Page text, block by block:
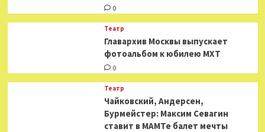
0
Театр
​​Главархив Москвы выпускает
фотоальбом к юбилею МХТ
0
Театр
​​Чайковский, Андерсен,
Бурмейстер: Максим Севагин
ставит в МАМТе балет мечты